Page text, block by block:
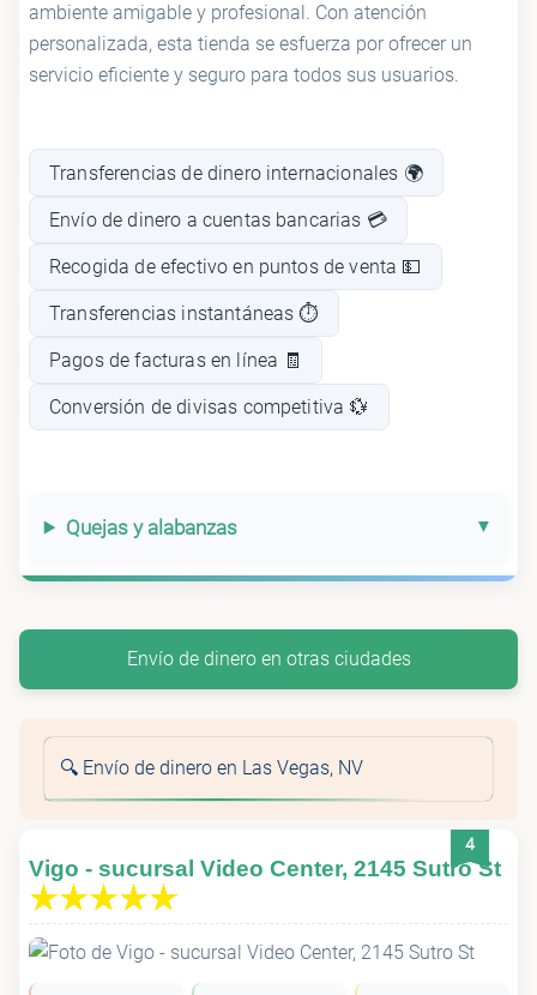
ambiente amigable y profesional. Con atención
personalizada, esta tienda se esfuerza por ofrecer un
servicio eficiente y seguro para todos sus usuarios.
Transferencias de dinero internacionales 🌍
Envío de dinero a cuentas bancarias 💳
Recogida de efectivo en puntos de venta 💵
Transferencias instantáneas ⏱️
Pagos de facturas en línea 🧾
Conversión de divisas competitiva 💱
Quejas y alabanzas
Envío de dinero en otras ciudades
🔍 Envío de dinero en Las Vegas, NV
4
Vigo - sucursal Video Center, 2145 Sutro St